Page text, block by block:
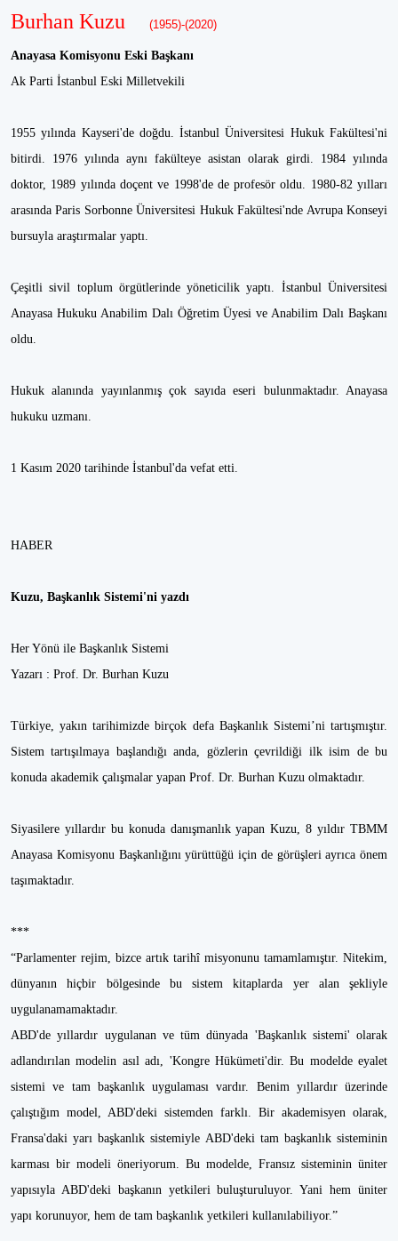
Burhan Kuzu (1955)-(2020)
Anayasa Komisyonu Eski Başkanı
Ak Parti İstanbul Eski Milletvekili
1955 yılında Kayseri'de doğdu. İstanbul Üniversitesi Hukuk Fakültesi'ni
bitirdi. 1976 yılında aynı fakülteye asistan olarak girdi. 1984 yılında
doktor, 1989 yılında doçent ve 1998'de de profesör oldu. 1980-82 yılları
arasında Paris Sorbonne Üniversitesi Hukuk Fakültesi'nde Avrupa Konseyi
bursuyla araştırmalar yaptı.
Çeşitli sivil toplum örgütlerinde yöneticilik yaptı. İstanbul Üniversitesi
Anayasa Hukuku Anabilim Dalı Öğretim Üyesi ve Anabilim Dalı Başkanı
oldu.
Hukuk alanında yayınlanmış çok sayıda eseri bulunmaktadır. Anayasa
hukuku uzmanı.
1 Kasım 2020 tarihinde İstanbul'da vefat etti.
HABER
Kuzu, Başkanlık Sistemi'ni yazdı
Her Yönü ile Başkanlık Sistemi
Yazarı : Prof. Dr. Burhan Kuzu
Türkiye, yakın tarihimizde birçok defa Başkanlık Sistemi’ni tartışmıştır.
Sistem tartışılmaya başlandığı anda, gözlerin çevrildiği ilk isim de bu
konuda akademik çalışmalar yapan Prof. Dr. Burhan Kuzu olmaktadır.
Siyasilere yıllardır bu konuda danışmanlık yapan Kuzu, 8 yıldır TBMM
Anayasa Komisyonu Başkanlığını yürüttüğü için de görüşleri ayrıca önem
taşımaktadır.
***
“Parlamenter rejim, bizce artık tarihî misyonunu tamamlamıştır. Nitekim,
dünyanın hiçbir bölgesinde bu sistem kitaplarda yer alan şekliyle
uygulanamamaktadır.
ABD'de yıllardır uygulanan ve tüm dünyada 'Başkanlık sistemi' olarak
adlandırılan modelin asıl adı, 'Kongre Hükümeti'dir. Bu modelde eyalet
sistemi ve tam başkanlık uygulaması vardır. Benim yıllardır üzerinde
çalıştığım model, ABD'deki sistemden farklı. Bir akademisyen olarak,
Fransa'daki yarı başkanlık sistemiyle ABD'deki tam başkanlık sisteminin
karması bir modeli öneriyorum. Bu modelde, Fransız sisteminin üniter
yapısıyla ABD'deki başkanın yetkileri buluşturuluyor. Yani hem üniter
yapı korunuyor, hem de tam başkanlık yetkileri kullanılabiliyor.”